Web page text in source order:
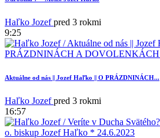
Haľko Jozefpred 3 rokmi
9:25
Aktuálne od nás || Jozef Haľko || O PRÁZDNINÁCH...
Haľko Jozefpred 3 rokmi
16:57